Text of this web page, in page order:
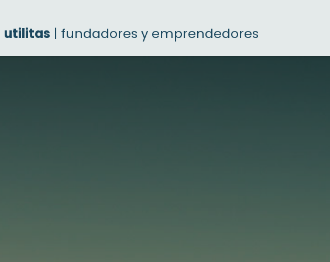
utilitas | fundadores y emprendedores